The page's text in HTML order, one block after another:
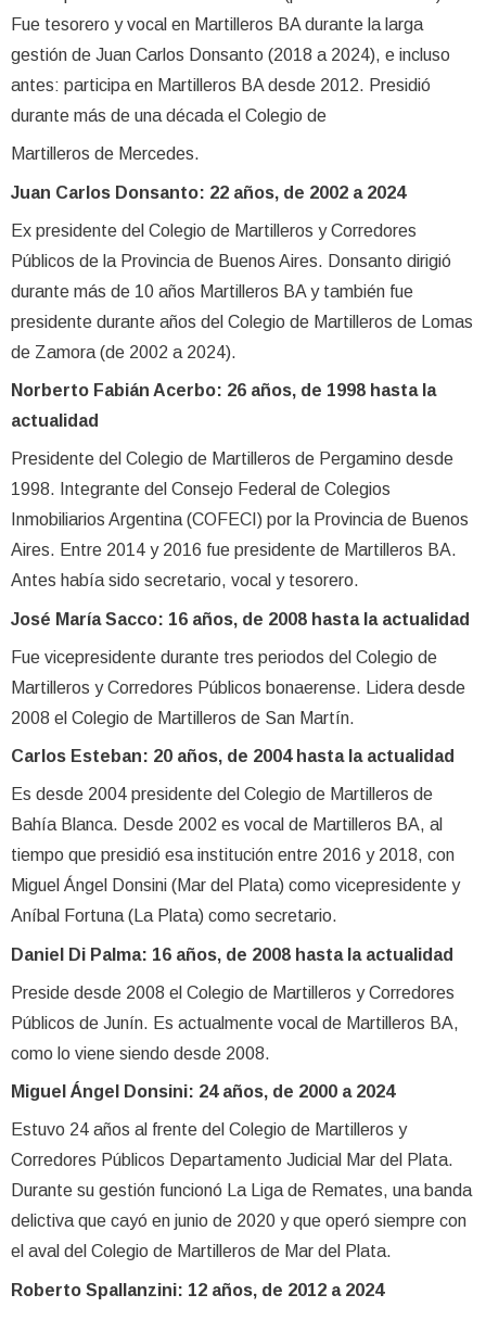
Fue tesorero y vocal en Martilleros BA durante la larga
gestión de Juan Carlos Donsanto (2018 a 2024), e incluso
antes: participa en Martilleros BA desde 2012. Presidió
durante más de una década el Colegio de
Martilleros de Mercedes.
Juan Carlos Donsanto: 22 años, de 2002 a 2024
Ex presidente del Colegio de Martilleros y Corredores
Públicos de la Provincia de Buenos Aires. Donsanto dirigió
durante más de 10 años Martilleros BA y también fue
presidente durante años del Colegio de Martilleros de Lomas
de Zamora (de 2002 a 2024).
Norberto Fabián Acerbo: 26 años, de 1998 hasta la
actualidad
Presidente del Colegio de Martilleros de Pergamino desde
1998. Integrante del Consejo Federal de Colegios
Inmobiliarios Argentina (COFECI) por la Provincia de Buenos
Aires. Entre 2014 y 2016 fue presidente de Martilleros BA.
Antes había sido secretario, vocal y tesorero.
José María Sacco: 16 años, de 2008 hasta la actualidad
Fue vicepresidente durante tres periodos del Colegio de
Martilleros y Corredores Públicos bonaerense. Lidera desde
2008 el Colegio de Martilleros de San Martín.
Carlos Esteban: 20 años, de 2004 hasta la actualidad
Es desde 2004 presidente del Colegio de Martilleros de
Bahía Blanca. Desde 2002 es vocal de Martilleros BA, al
tiempo que presidió esa institución entre 2016 y 2018, con
Miguel Ángel Donsini (Mar del Plata) como vicepresidente y
Aníbal Fortuna (La Plata) como secretario.
Daniel Di Palma: 16 años, de 2008 hasta la actualidad
Preside desde 2008 el Colegio de Martilleros y Corredores
Públicos de Junín. Es actualmente vocal de Martilleros BA,
como lo viene siendo desde 2008.
Miguel Ángel Donsini: 24 años, de 2000 a 2024
Estuvo 24 años al frente del Colegio de Martilleros y
Corredores Públicos Departamento Judicial Mar del Plata.
Durante su gestión funcionó La Liga de Remates, una banda
delictiva que cayó en junio de 2020 y que operó siempre con
el aval del Colegio de Martilleros de Mar del Plata.
Roberto Spallanzini: 12 años, de 2012 a 2024